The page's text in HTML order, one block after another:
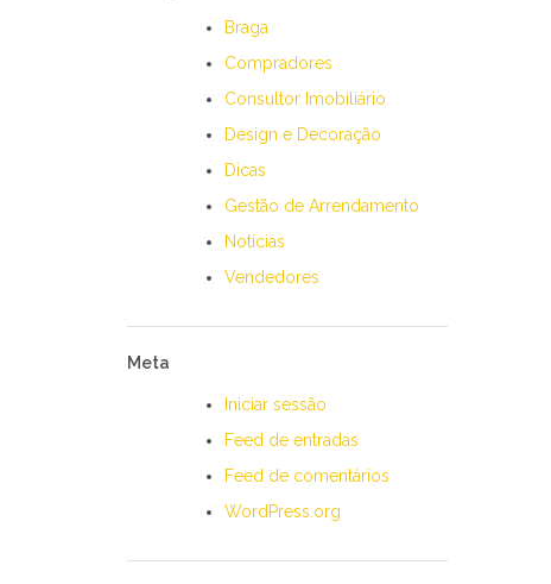
Braga
Compradores
Consultor Imobiliário
Design e Decoração
Dicas
Gestão de Arrendamento
Notícias
Vendedores
Meta
Iniciar sessão
Feed de entradas
Feed de comentários
WordPress.org